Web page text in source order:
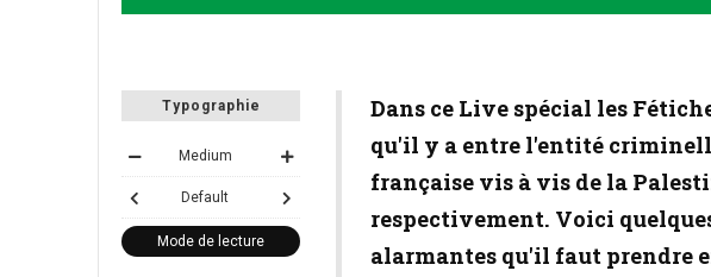
Typographie
Medium
Default
Mode de lecture
Dans ce Live spécial les
qu'il y a entre l'entité
française vis à vis de la
respectivement. Voici
alarmantes qu'il faut prendre